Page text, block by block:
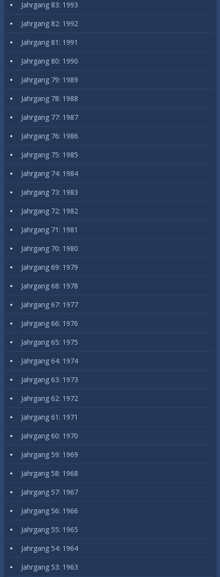
Jahrgang 83: 1993
Jahrgang 82: 1992
Jahrgang 81: 1991
Jahrgang 80: 1990
Jahrgang 79: 1989
Jahrgang 78: 1988
Jahrgang 77: 1987
Jahrgang 76: 1986
Jahrgang 75: 1985
Jahrgang 74: 1984
Jahrgang 73: 1983
Jahrgang 72: 1982
Jahrgang 71: 1981
Jahrgang 70: 1980
Jahrgang 69: 1979
Jahrgang 68: 1978
Jahrgang 67: 1977
Jahrgang 66: 1976
Jahrgang 65: 1975
Jahrgang 64: 1974
Jahrgang 63: 1973
Jahrgang 62: 1972
Jahrgang 61: 1971
Jahrgang 60: 1970
Jahrgang 59: 1969
Jahrgang 58: 1968
Jahrgang 57: 1967
Jahrgang 56: 1966
Jahrgang 55: 1965
Jahrgang 54: 1964
Jahrgang 53: 1963